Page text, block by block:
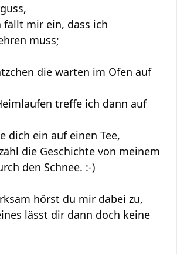
fällt mir ein, dass ich
muss;
die warten im Ofen auf
treffe ich dann auf
dich ein auf einen Tee,
die Geschichte von meinem
den Schnee. :-)
hörst du mir dabei zu,
lässt dir dann doch keine